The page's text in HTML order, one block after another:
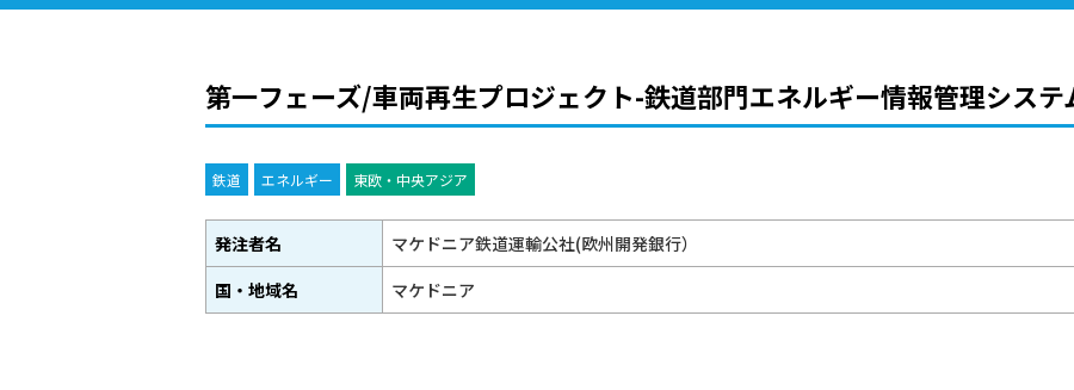
第一フェーズ/車両再生プロジェクト-鉄道部門エネルギー情報管理シス
鉄道 エネルギー 東欧・中央アジア
発注者名
マケドニア鉄道運輸公社(欧州開発銀行）
国・地域名
マケドニア